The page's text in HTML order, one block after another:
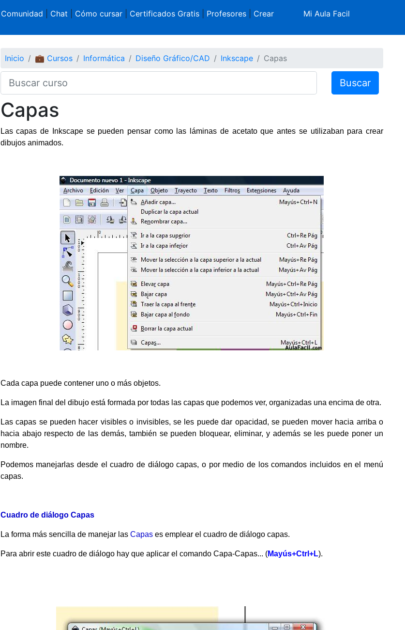
Comunidad Chat Cómo cursar| Certificados Gratis| Profesores| Crear
Mi Aula Facil
Inicio 💼 Cursos Informática Diseño Gráfico/CAD Inkscape Capas
Buscar
Capas
Las capas de Inkscape se pueden pensar como las láminas de acetato que antes se utilizaban para crear
dibujos animados.
Cada capa puede contener uno o más objetos.
La imagen final del dibujo está formada por todas las capas que podemos ver, organizadas una encima de otra.
Las capas se pueden hacer visibles o invisibles, se les puede dar opacidad, se pueden mover hacia arriba o
hacia abajo respecto de las demás, también se pueden bloquear, eliminar, y además se les puede poner un
nombre.
Podemos manejarlas desde el cuadro de diálogo capas, o por medio de los comandos incluidos en el menú
capas.
Cuadro de diálogo Capas
La forma más sencilla de manejar las Capases emplear el cuadro de diálogo capas.
Para abrir este cuadro de diálogo hay que aplicar el comando Capa-Capas... (Mayús+Ctrl +L).